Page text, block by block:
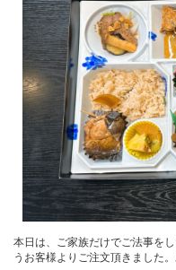
本日は、ご家族だけでご法事を
うお客様よりご注文頂きました